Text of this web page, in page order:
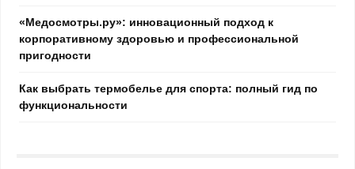
«Медосмотры.ру»: инновационный подход к
корпоративному здоровью и профессиональной
пригодности
Как выбрать термобелье для спорта: полный гид по
функциональности